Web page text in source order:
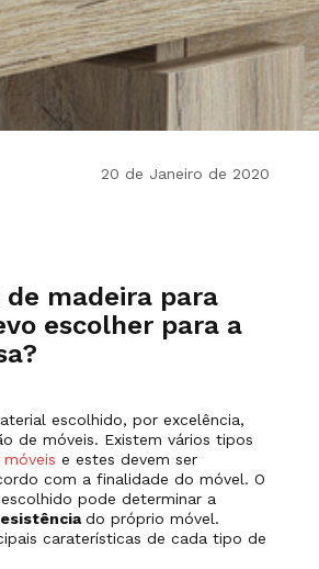
20 de Janeiro de 2020
de madeira para
escolher para a
escolhido, por excelência,
de móveis. Existem vários tipos
e estes devem ser
com a finalidade do móvel. O
pode determinar a
do próprio móvel.
caraterísticas de cada tipo de